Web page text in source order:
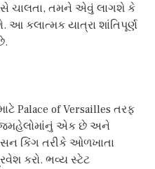
ચાલતા, તમને એવું લાગશે કે
આ કલાત્મક યાત્રા શાંતિપૂર્ણ
Palace of Versailles તરફ
એક છે અને
સન કિંગ તરીકે ઓળખાતા
કરો. ભવ્ય સ્ટેટ